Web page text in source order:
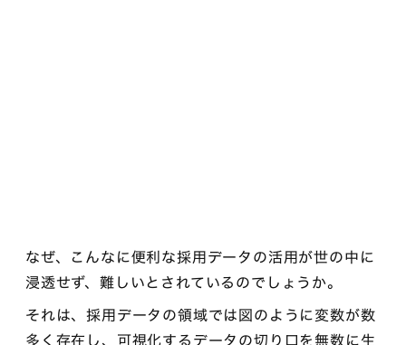
なぜ、こんなに便利な採用データの活用が世の中に
浸透せず、難しいとされているのでしょうか。
それは、採用データの領域では図のように変数が数
多く存在し、可視化するデータの切り口を無数に生